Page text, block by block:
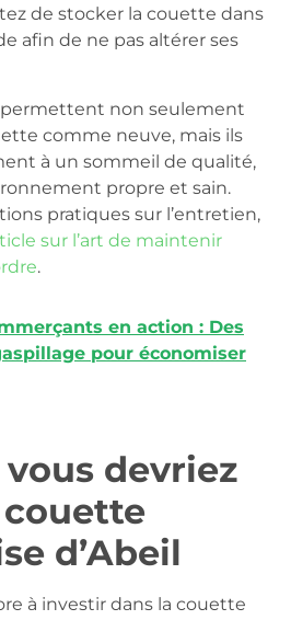
de stocker la couette dans
afin de ne pas altérer ses
permettent non seulement
comme neuve, mais ils
à un sommeil de qualité,
propre et sain.
pratiques sur l’entretien,
sur l’art de maintenir
.
en action : Des
pour économiser
devriez
d’Abeil
à investir dans la couette